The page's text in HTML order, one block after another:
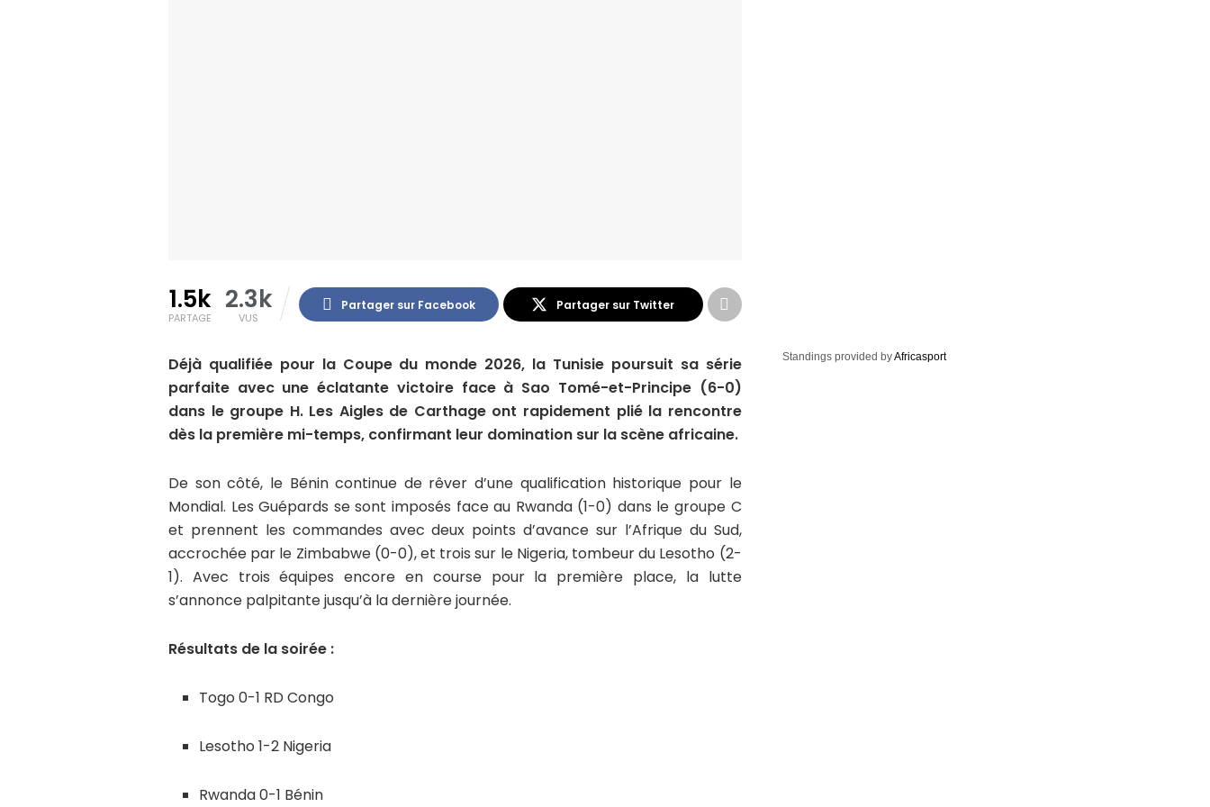
1.5k
PARTAGE
2.3k
VUS
Partager sur Facebook Partager sur Twitter
Déjà qualifiée pour la Coupe du monde 2026, la Tunisie poursuit sa série
parfaite avec une éclatante victoire face à Sao Tomé-et-Principe (6-0)
dans le groupe H. Les Aigles de Carthage ont rapidement plié la rencontre
dès la première mi-temps, confirmant leur domination sur la scène africaine.
De son côté, le Bénin continue de rêver d’une qualification historique pour le
Mondial. Les Guépards se sont imposés face au Rwanda (1-0) dans le groupe C
et prennent les commandes avec deux points d’avance sur l’Afrique du Sud,
accrochée par le Zimbabwe (0-0), et trois sur le Nigeria, tombeur du Lesotho (2-
1). Avec trois équipes encore en course pour la première place, la lutte
s’annonce palpitante jusqu’à la dernière journée.
Résultats de la soirée :
Togo 0-1 RD Congo
Lesotho 1-2 Nigeria
Rwanda 0-1 Bénin
Standings provided byAfricasport